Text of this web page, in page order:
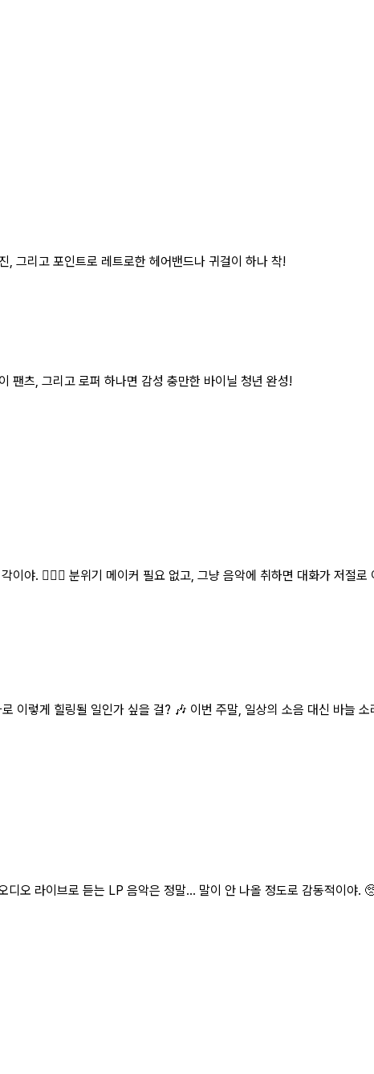
그리고 포인트로 레트로한 헤어밴드나 귀걸이 하나 착!
팬츠, 그리고 로퍼 하나면 감성 충만한 바이닐 청년 완성!
야. 👩‍❤️‍👨 분위기 메이커 필요 없고, 그냥 음악에 취하면 대화가 저절로
이렇게 힐링될 일인가 싶을 걸? 🎶 이번 주말, 일상의 소음 대신 바늘
오 라이브로 듣는 LP 음악은 정말... 말이 안 나올 정도로 감동적이야.